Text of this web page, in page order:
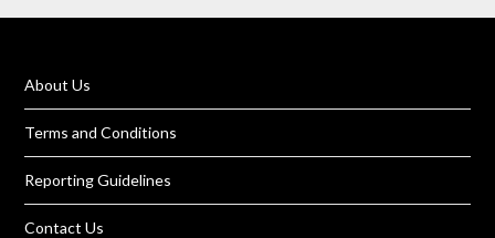
About Us
Terms and Conditions
Reporting Guidelines
Contact Us